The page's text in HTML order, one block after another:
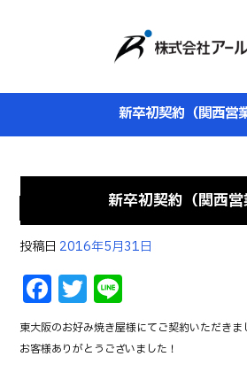
新卒初契約（関西営
新卒初契約（関西営
投稿日 2016年5月31日
F
a
c
T
w
it
n
e
東大阪のお好み焼き屋様にてご契約いただきま
お客様ありがとうございました！